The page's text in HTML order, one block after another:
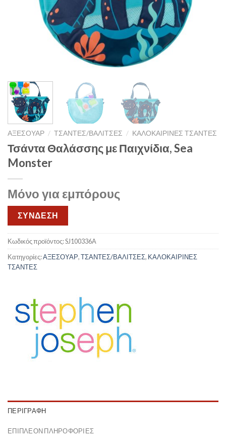
ΑΞΕΣΟΥΑΡ / ΤΣΑΝΤΕΣ/ΒΑΛΙΤΣΕΣ / ΚΑΛΟΚΑΙΡΙΝΕΣ ΤΣΑΝΤΕΣ
Τσάντα Θαλάσσης με Παιχνίδια, Sea
Monster
Μόνο για εμπόρους
ΣΥΝΔΕΣΗ
Κωδικός προϊόντος:SJ100336A
Κατηγορίες:ΑΞΕΣΟΥΑΡ,ΤΣΑΝΤΕΣ/ΒΑΛΙΤΣΕΣ, ΚΑΛΟΚΑΙΡΙΝΕΣ
ΤΣΑΝΤΕΣ
ΠΕΡΙΓΡΑΦΉ
ΕΠΙΠΛΈΟΝ ΠΛΗΡΟΦΟΡΊΕΣ